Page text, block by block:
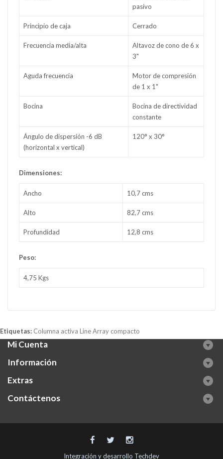
pasivo
Principio de caja Cerrado
Frecuencia media/alta
Altavoz de cono de 6 x
3"
Aguda frecuencia
Motor de compresión
de 1 x 1"
Bocina
Bocina de directividad
constante
Ángulo de dispersión -6 dB
(horizontal x vertical)
120° x 30°
Dimensiones:
Ancho 10,7 cms
Alto 82,7 cms
Profundidad 12,8 cms
Peso:
4,75 Kgs
Etiquetas: Columna activa Line Array compacto
Mi Cuenta
Información
Extras
Contáctenos
Integración y desarrollo Techdev